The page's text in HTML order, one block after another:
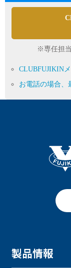
※専任担
CLUBFUJIKIN
お電話の場合、
製品情報